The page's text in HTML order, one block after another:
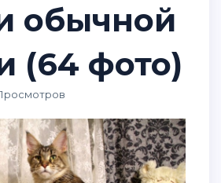
обычной
(64 фото)